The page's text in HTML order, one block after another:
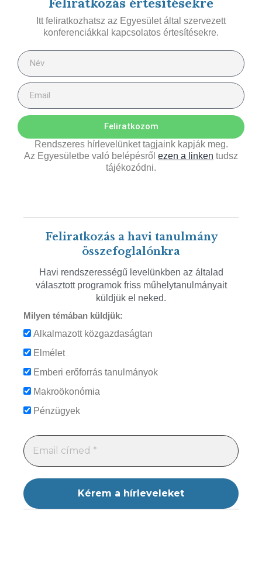
Itt feliratkozhatsz az Egyesület által szervezett
konferenciákkal kapcsolatos értesítésekre.
Feliratkozom
Rendszeres hírlevelünket tagjaink kapják meg.
Az Egyesületbe való belépésről ezen a linken tudsz
tájékozódni.
Feliratkozás a havi tanulmány
összefoglalónkra
Havi rendszerességű levelünkben az általad
választott programok friss műhelytanulmányait
küldjük el neked.
Milyen témában küldjük:
Alkalmazott közgazdaságtan
Elmélet
Emberi erőforrás tanulmányok
Makroökonómia
Pénzügyek